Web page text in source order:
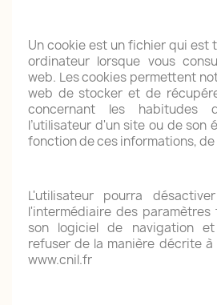
Un cookie est un fichier qui est
ordinateur lorsque vous
web. Les cookies permettent
web de stocker et de
concernant les habitudes
l’utilisateur d'un site ou de son
fonction de ces informations,
L'utilisateur pourra
l'intermédiaire des
son logiciel de navigation et
refuser de la manière décrite à
www.cnil.fr